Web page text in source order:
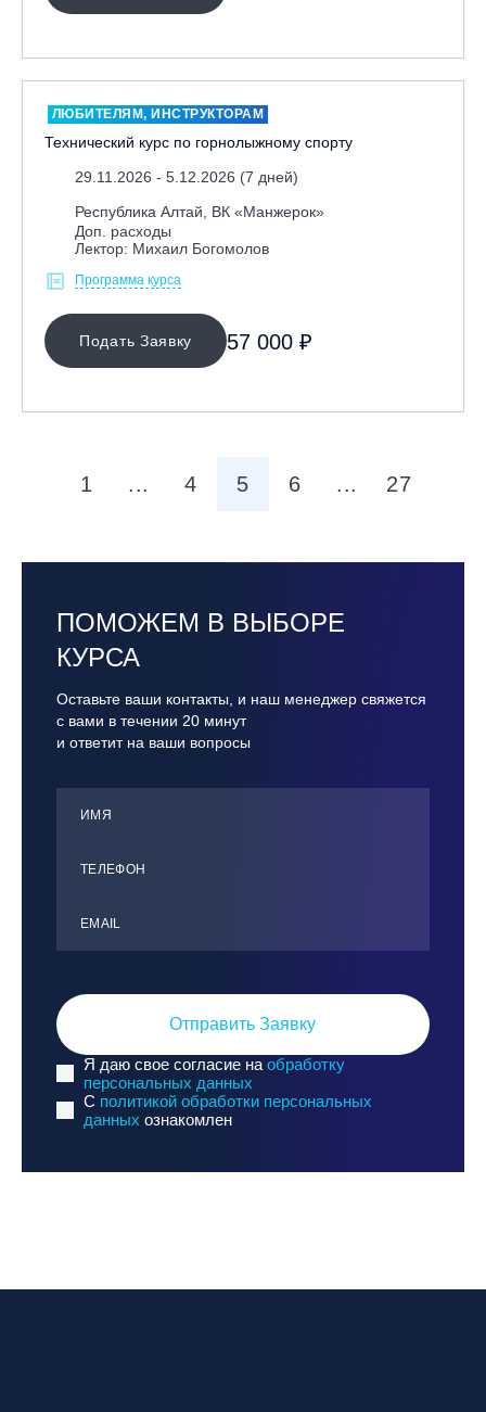
ЛЮБИТЕЛЯМ, ИНСТРУКТОРАМ
Технический курс по горнолыжному спорту
29.11.2026 - 5.12.2026 (7 дней)
Республика Алтай, ВК «Манжерок»
Доп. расходы
Лектор: Михаил Богомолов
Программа курса
Подать Заявку 57 000 ₽
1 ... 4 5 6 ... 27
ПОМОЖЕМ В ВЫБОРЕ
КУРСА
Оставьте ваши контакты, и наш менеджер свяжется
с вами в течении 20 минут
и ответит на ваши вопросы
ИМЯ
ТЕЛЕФОН
ЕMАIL
Отправить Заявку
Я даю свое согласие на обработку
персональных данных
C политикой обработки персональных
данных ознакомлен